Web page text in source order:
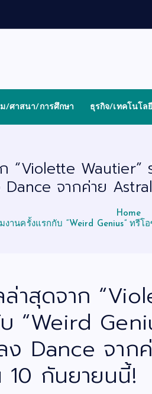
/ศาสนา/การศึกษา ธุรกิจ/เทคโนโลยี
“Violette
Dance จากค่าย
Home
งานครั้งแรกกับ “Weird Genius”
าสุดจาก
“Weird
ง Dance จาก
กันยายนนี้!